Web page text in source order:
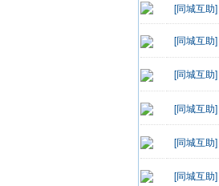
[同城互助]
[同城互助]
[同城互助]
[同城互助]
[同城互助]
[同城互助]